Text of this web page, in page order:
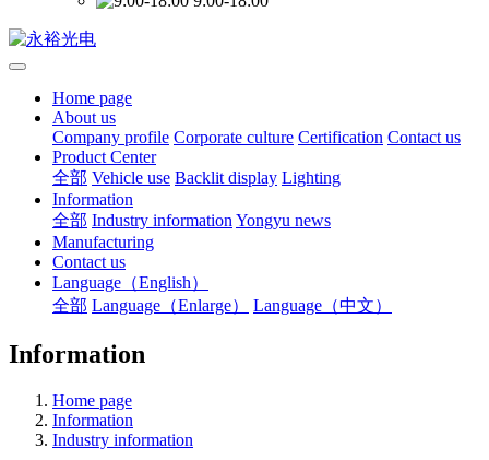
Home page
About us
Company profile Corporate culture Certification Contact us
Product Center
全部 Vehicle use Backlit display Lighting
Information
全部 Industry information Yongyu news
Manufacturing
Contact us
Language（English）
全部 Language（Enlarge） Language（中文）
Information
Home page
Information
Industry information